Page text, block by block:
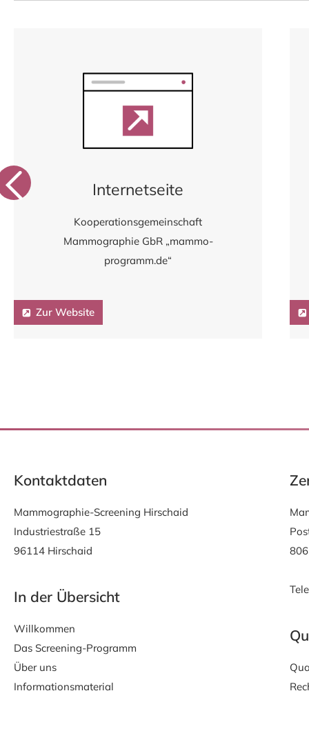
Internetseite
Kooperationsgemeinschaft
Mammographie GbR „mammo-
programm.de“
Zur Website
Kontaktdaten
Mammographie-Screening Hirschaid
Industriestraße 15
96114 Hirschaid
In der Übersicht
Willkommen
Das Screening-Programm
Über uns
Informationsmaterial